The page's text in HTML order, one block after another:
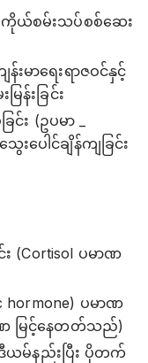
ဓာကိုယ်စမ်းသပ်စစ်ဆေး
းမာရေးရာဇဝင်နှင့်
ြန်းခြင်း
း (ဥပမာ _
ေးပေါင်ချိန်ကျခြင်း
(Cortisol ပမာဏ
hormone) ပမာဏ
ဏ မြင့်နေတတ်သည်)
ယမ်နည်းပြီး ပိုတက်